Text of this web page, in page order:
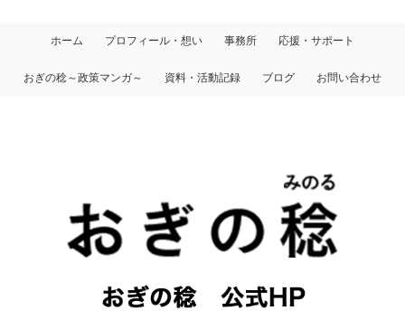
ホーム プロフィール・想い 事務所 応援・サポート
おぎの稔～政策マンガ～ 資料・活動記録 ブログ お問い合わせ